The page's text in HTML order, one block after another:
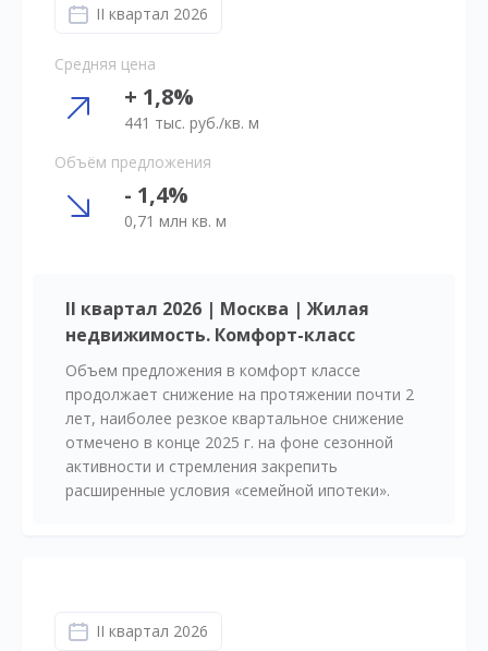
II квартал 2026
Средняя цена
+ 1,8%
441 тыс. руб./кв. м
Объём предложения
- 1,4%
0,71 млн кв. м
II квартал 2026 | Москва | Жилая
недвижимость. Комфорт-класс
Объем предложения в комфорт классе
продолжает снижение на протяжении почти 2
лет, наиболее резкое квартальное снижение
отмечено в конце 2025 г. на фоне сезонной
активности и стремления закрепить
расширенные условия «семейной ипотеки».
II квартал 2026